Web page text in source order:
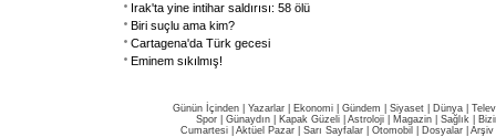
Irak'ta yine intihar saldırısı: 58 ölü
Biri suçlu ama kim?
Cartagena'da Türk gecesi
Eminem sıkılmış!
Günün İçinden Yazarlar Ekonomi Gündem Siyaset Dünya |
Spor
Günaydın Kapak Güzeli Astroloji Magazin Sağlık
Cumartesi| Aktüel Pazar| Sarı Sayfalar| Otomobil Dosyalar| Arşiv